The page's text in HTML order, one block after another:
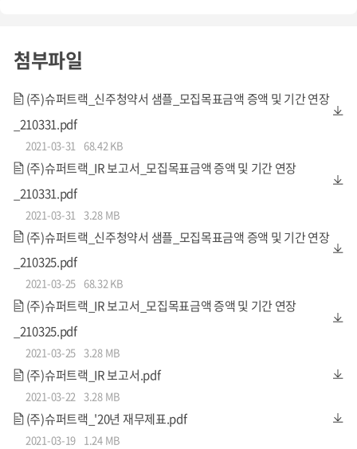
<원더코드 내 'mBlock 5 코딩 에디터'/슈퍼트랙 제공>
코딩 및 IT 교육에 대한
풍부한 경험과 전문 인력 보유
당사는 2015년부터AWS, IBM의 공식 교육 파트너로 코딩
및 IT 교육에 대한 풍부한 경험과 실력을 보유하고 있습니다.
SK, 삼성 SDS, LG CNS와 같은 대기업부터 차 의과대학교, 경
기대학교 등 대학교까지 다양한 고객사들을 대상으로 크라우
드컴퓨팅 및 코딩 교육을 제공하였으며 이런 경험을 기반으
로 '원더코드' 내 코딩 교육 콘텐츠를 효과적으로 구성할 수 있
첨부파일
(주)슈퍼트랙_신주청약서 샘플_모집목표금액 증액 및 기간 연장
_210331.pdf
2021-03-31 68.42 KB
(주)슈퍼트랙_IR 보고서_모집목표금액 증액 및 기간 연장
_210331.pdf
2021-03-31 3.28 MB
(주)슈퍼트랙_신주청약서 샘플_모집목표금액 증액 및 기간 연장
_210325.pdf
2021-03-25 68.32 KB
(주)슈퍼트랙_IR 보고서_모집목표금액 증액 및 기간 연장
_210325.pdf
2021-03-25 3.28 MB
(주)슈퍼트랙_IR 보고서.pdf
2021-03-22 3.28 MB
(주)슈퍼트랙_'20년 재무제표.pdf
2021-03-19 1.24 MB